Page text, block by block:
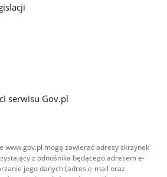
serwisu Gov.pl
www.gov.pl mogą zawierać adresy skrzynek
z odnośnika będącego adresem e-
jego danych (adres e-mail oraz